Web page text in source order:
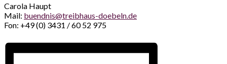
Carola Haupt
Mail: buendnis@treibhaus-doebeln.de
Fon: +49 (0) 3431 / 60 52 975